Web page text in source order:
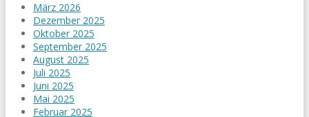
März 2026
Dezember 2025
Oktober 2025
September 2025
August 2025
Juli 2025
Juni 2025
Mai 2025
Februar 2025